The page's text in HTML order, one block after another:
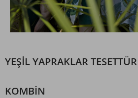
YEŞIL YAPRAKLAR
KOMBIN